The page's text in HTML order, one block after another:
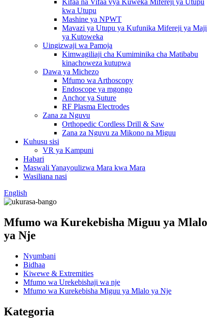
Kifaa na Vifaa vya Kuweka Mifereji ya Utupu
kwa Utupu
Mashine ya NPWT
Mavazi ya Utupu ya Kufunika Mifereji ya Maji
ya Kutoweka
Uingizwaji wa Pamoja
Kimwagiliaji cha Kumiminika cha Matibabu
kinachoweza kutupwa
Dawa ya Michezo
Mfumo wa Arthoscopy
Endoscope ya mgongo
Anchor ya Suture
RF Plasma Electrodes
Zana za Nguvu
Orthopedic Cordless Drill & Saw
Zana za Nguvu za Mikono na Miguu
Kuhusu sisi
VR ya Kampuni
Habari
Maswali Yanayoulizwa Mara kwa Mara
Wasiliana nasi
English
Mfumo wa Kurekebisha Miguu ya Mlalo
ya Nje
Nyumbani
Bidhaa
Kiwewe & Extremities
Mfumo wa Urekebishaji wa nje
Mfumo wa Kurekebisha Miguu ya Mlalo ya Nje
Kategoria